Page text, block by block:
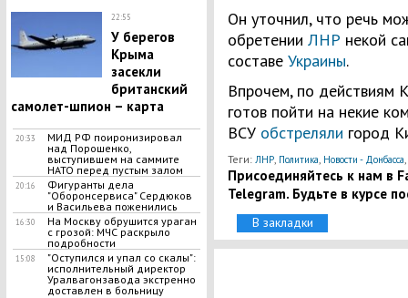
22:55
У берегов
Крыма
засекли
британский
самолет-шпион – карта
20:33
МИД РФ поиронизировал
над Порошенко,
выступившем на саммите
НАТО перед пустым залом
20:16
Фигуранты дела
"Оборонсервиса" Сердюков
и Васильева поженились
16:30
На Москву обрушится ураган
с грозой: МЧС раскрыло
подробности
15:08
"Оступился и упал со скалы":
исполнительный директор
Уралвагонзавода экстренно
доставлен в больницу
Он уточнил, что речь
обретении ЛНР некой
составе Украины.
Впрочем, по действиям
готов пойти на некие
ВСУ обстреляли город
Теги: ЛНР, Политика, Новости - Донбасса,
Присоединяйтесь к нам в
Telegram. Будьте в курсе
В закладки